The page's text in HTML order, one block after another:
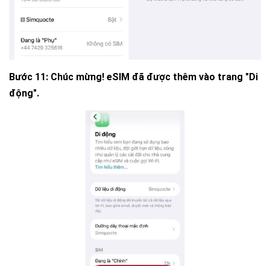
Bước 11: Chúc mừng! eSIM đã được thêm vào trang "Di
động".